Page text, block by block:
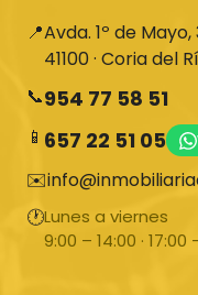
📍Avda. 1º de
41100 · Coria del
📞954 77 58 51
📱 657 22 51 05
✉️
🕐Lunes a viernes
9:00 – 14:00 · 17:00